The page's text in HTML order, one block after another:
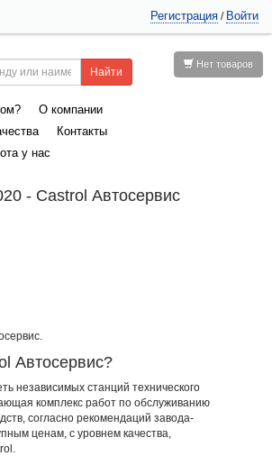
Регистрация / Войти
Нет товаров
О компании
Контакты
у нас
- Castrol Автосервис
Автосервис?
независимых станций технического
комплекс работ по обслуживанию
согласно рекомендаций завода-
ценам, с уровнем качества,